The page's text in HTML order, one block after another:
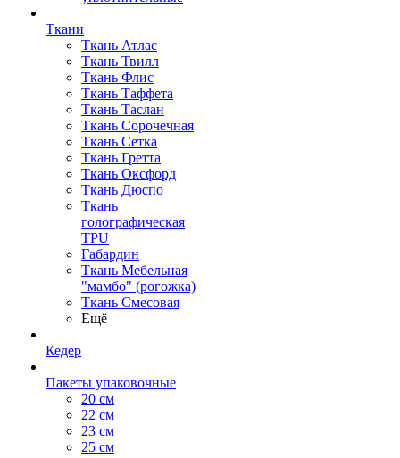
Ткани
Ткань Атлас
Ткань Твилл
Ткань Флис
Ткань Таффета
Ткань Таслан
Ткань Сорочечная
Ткань Сетка
Ткань Гретта
Ткань Оксфорд
Ткань Дюспо
Ткань
голографическая
TPU
Габардин
Ткань Мебельная
"мамбо" (рогожка)
Ткань Смесовая
Ещё
Кедер
Пакеты упаковочные
20 см
22 см
23 см
25 см